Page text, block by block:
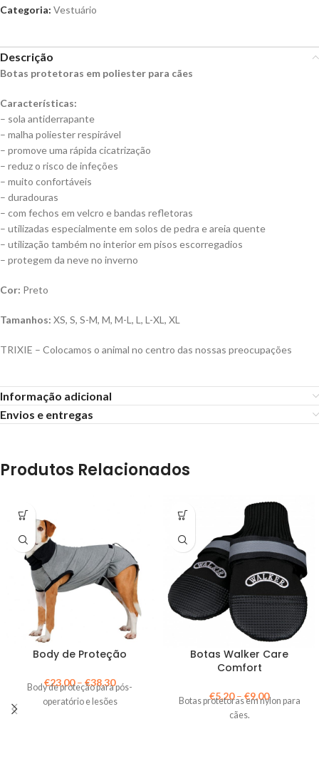
Categoria: Vestuário
Descrição
Botas protetoras em poliester para cães
Características:
– sola antiderrapante
– malha poliester respirável
– promove uma rápida cicatrização
– reduz o risco de infeções
– muito confortáveis
– duradouras
– com fechos em velcro e bandas refletoras
– utilizadas especialmente em solos de pedra e areia quente
– utilização também no interior em pisos escorregadios
– protegem da neve no inverno
Cor: Preto
Tamanhos: XS, S, S-M, M, M-L, L, L-XL, XL
TRIXIE – Colocamos o animal no centro das nossas preocupações
Informação adicional
Envios e entregas
Produtos Relacionados
Body de Proteção
€23,00–€38,30
Body de proteção para pós-
operatório e lesões
Botas Walker Care
Comfort
€5,20–€9,00
Botas protetoras em nylon para
cães.